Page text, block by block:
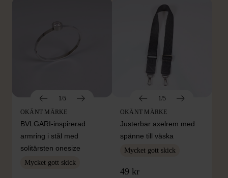
1/5
OKÄNT MÄRKE
BVLGARI-inspirerad
armring i stål med
solitärsten onesize
Mycket gott skick
1/5
OKÄNT MÄRKE
Justerbar axelrem med
spänne till väska
Mycket gott skick
49 kr